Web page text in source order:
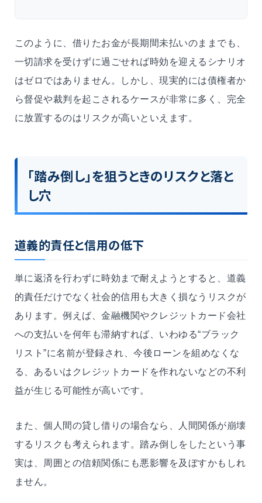
このように、借りたお金が長期間未払いのままでも、
一切請求を受けずに過ごせれば時効を迎えるシナリオ
はゼロではありません。しかし、現実的には債権者か
ら督促や裁判を起こされるケースが非常に多く、完全
に放置するのはリスクが高いといえます。
「踏み倒し」を狙うときのリスクと落と
し穴
道義的責任と信用の低下
単に返済を行わずに時効まで耐えようとすると、道義
的責任だけでなく社会的信用も大きく損なうリスクが
あります。例えば、金融機関やクレジットカード会社
への支払いを何年も滞納すれば、いわゆる“ブラック
リスト”に名前が登録され、今後ローンを組めなくな
る、あるいはクレジットカードを作れないなどの不利
益が生じる可能性が高いです。
また、個人間の貸し借りの場合なら、人間関係が崩壊
するリスクも考えられます。踏み倒しをしたという事
実は、周囲との信頼関係にも悪影響を及ぼすかもしれ
ません。